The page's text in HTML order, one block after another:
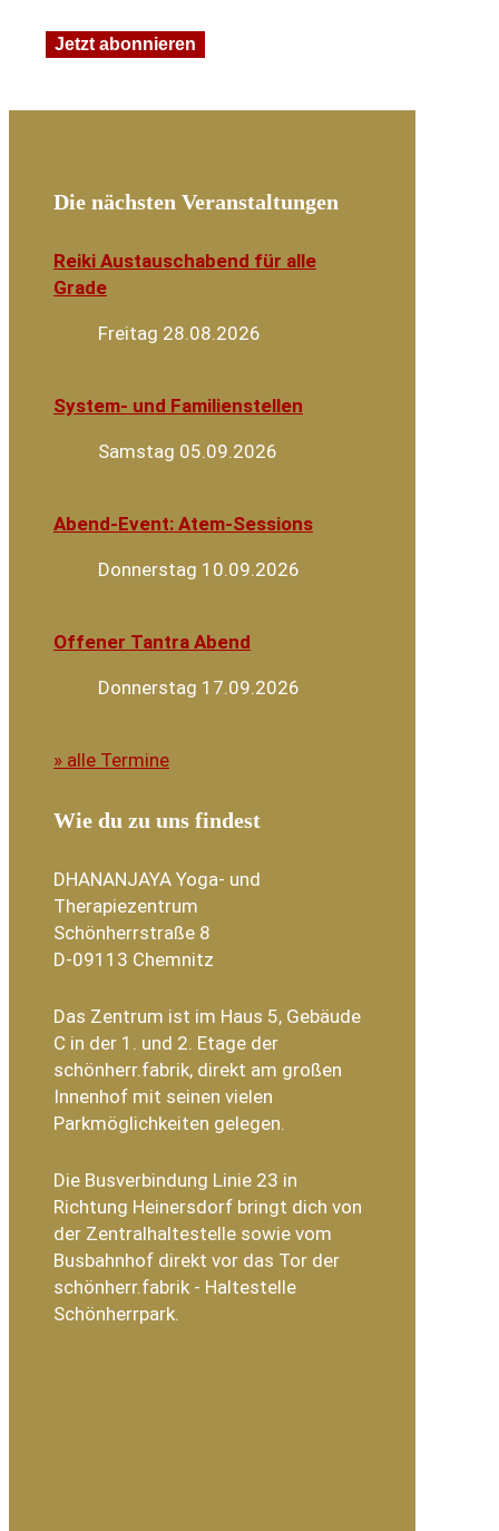
Die nächsten Veranstaltungen
Reiki Austauschabend für alle
Grade
Freitag 28.08.2026
System- und Familienstellen
Samstag 05.09.2026
Abend-Event: Atem-Sessions
Donnerstag 10.09.2026
Offener Tantra Abend
Donnerstag 17.09.2026
» alle Termine
Wie du zu uns findest
DHANANJAYA Yoga- und
Therapiezentrum
Schönherrstraße 8
D-09113 Chemnitz
Das Zentrum ist im Haus 5, Gebäude
C in der 1. und 2. Etage der
schönherr.fabrik, direkt am großen
Innenhof mit seinen vielen
Parkmöglichkeiten gelegen.
Die Busverbindung Linie 23 in
Richtung Heinersdorf bringt dich von
der Zentralhaltestelle sowie vom
Busbahnhof direkt vor das Tor der
schönherr.fabrik - Haltestelle
Schönherrpark.